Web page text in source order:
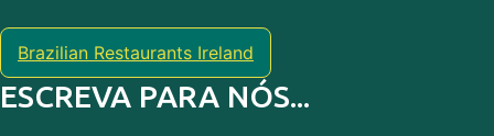
Brazilian Restaurants Ireland
ESCREVA PARA NÓS...